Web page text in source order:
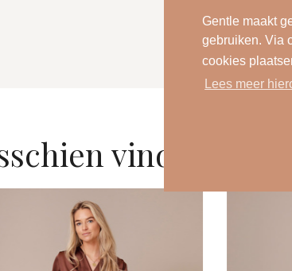
Gentle maakt
gebruiken. Via
cookies
Lees meer
vind je dit